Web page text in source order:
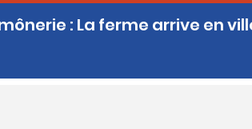
: La ferme arrive en